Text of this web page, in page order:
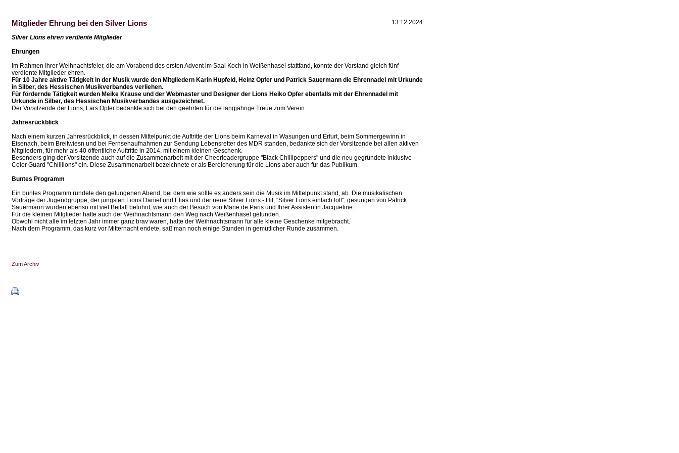
Mitglieder Ehrung bei den Silver Lions 13.12.2024
Silver Lions ehren verdiente Mitglieder
Ehrungen
Im Rahmen Ihrer Weihnachtsfeier, die am Vorabend des ersten Advent im Saal Koch in Weißenhasel stattfand, konnte der Vorstand gleich fünf
verdiente Mitglieder ehren.
Für 10 Jahre aktive Tätigkeit in der Musik wurde den Mitgliedern Karin Hupfeld, Heinz Opfer und Patrick Sauermann die Ehrennadel mit Urkunde
in Silber, des Hessischen Musikverbandes verliehen.
Für fördernde Tätigkeit wurden Meike Krause und der Webmaster und Designer der Lions Heiko Opfer ebenfalls mit der Ehrennadel mit
Urkunde in Silber, des Hessischen Musikverbandes ausgezeichnet.
Der Vorsitzende der Lions, Lars Opfer bedankte sich bei den geehrten für die langjährige Treue zum Verein.
Jahresrückblick
Nach einem kurzen Jahresrückblick, in dessen Mittelpunkt die Auftritte der Lions beim Karneval in Wasungen und Erfurt, beim Sommergewinn in
Eisenach, beim Breitwiesn und bei Fernsehaufnahmen zur Sendung Lebensretter des MDR standen, bedankte sich der Vorsitzende bei allen aktiven
Mitgliedern, für mehr als 40 öffentliche Auftritte in 2014, mit einem kleinen Geschenk.
Besonders ging der Vorsitzende auch auf die Zusammenarbeit mit der Cheerleadergruppe "Black Chililpeppers" und die neu gegründete inklusive
Color Guard "Chililions" ein. Diese Zusammenarbeit bezeichnete er als Bereicherung für die Lions aber auch für das Publikum.
Buntes Programm
Ein buntes Programm rundete den gelungenen Abend, bei dem wie sollte es anders sein die Musik im Mittelpunkt stand, ab. Die musikalischen
Vorträge der Jugendgruppe, der jüngsten Lions Daniel und Elias und der neue Silver Lions - Hit, "Silver Lions einfach toll", gesungen von Patrick
Sauermann wurden ebenso mit viel Beifall belohnt, wie auch der Besuch von Marie de Paris und Ihrer Assistentin Jacqueline.
Für die kleinen Mitglieder hatte auch der Weihnachtsmann den Weg nach Weißenhasel gefunden.
Obwohl nicht alle im letzten Jahr immer ganz brav waren, hatte der Weihnachtsmann für alle kleine Geschenke mitgebracht.
Nach dem Programm, das kurz vor Mitternacht endete, saß man noch einige Stunden in gemütlicher Runde zusammen.
Zum Archiv